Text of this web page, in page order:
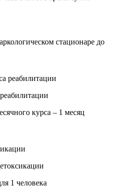
стационаре до
курса – 1 месяц
1 человека